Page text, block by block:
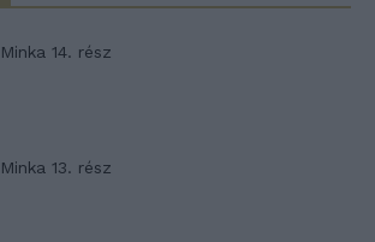
Minka 14. rész
Minka 13. rész